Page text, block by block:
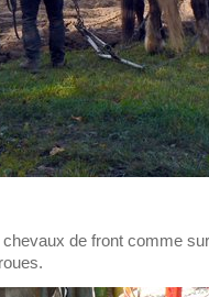
de front comme